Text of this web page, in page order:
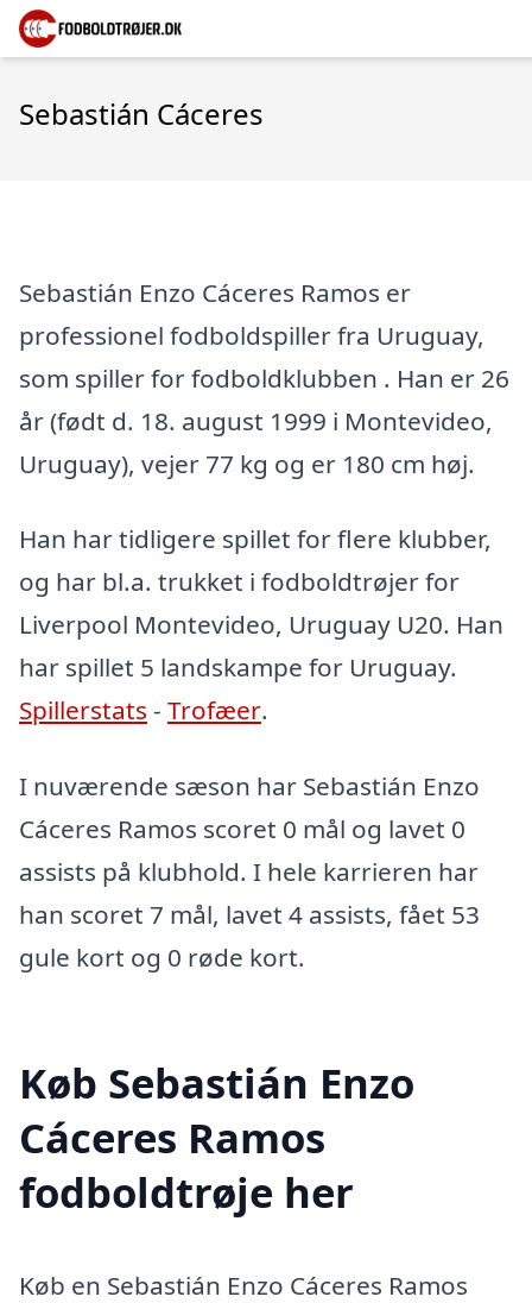
Sebastián Cáceres
Sebastián Enzo Cáceres Ramos er
professionel fodboldspiller fra Uruguay,
som spiller for fodboldklubben . Han er 26
år (født d. 18. august 1999 i Montevideo,
Uruguay), vejer 77 kg og er 180 cm høj.
Han har tidligere spillet for flere klubber,
og har bl.a. trukket i fodboldtrøjer for
Liverpool Montevideo, Uruguay U20. Han
har spillet 5 landskampe for Uruguay.
Spillerstats - Trofæer.
I nuværende sæson har Sebastián Enzo
Cáceres Ramos scoret 0 mål og lavet 0
assists på klubhold. I hele karrieren har
han scoret 7 mål, lavet 4 assists, fået 53
gule kort og 0 røde kort.
Køb Sebastián Enzo
Cáceres Ramos
fodboldtrøje her
Køb en Sebastián Enzo Cáceres Ramos